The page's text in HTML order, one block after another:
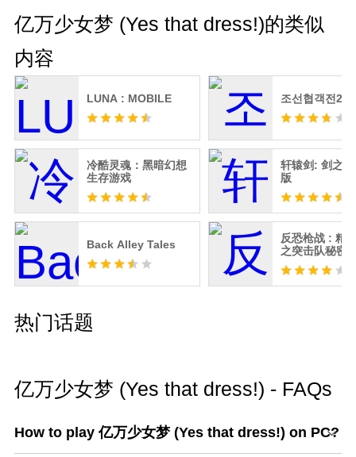
亿万少女梦 (Yes that dress!)的类似
内容
LUNA : MOBILE 조선협객전2M
冷酷灵魂：黑暗幻想
生存游戏
轩辕剑: 剑之
版
Back Alley Tales
反恐枪战 : 精
之突击队秘密
2022
热门话题
亿万少女梦 (Yes that dress!) - FAQs
How to play 亿万少女梦 (Yes that dress!) on PC?